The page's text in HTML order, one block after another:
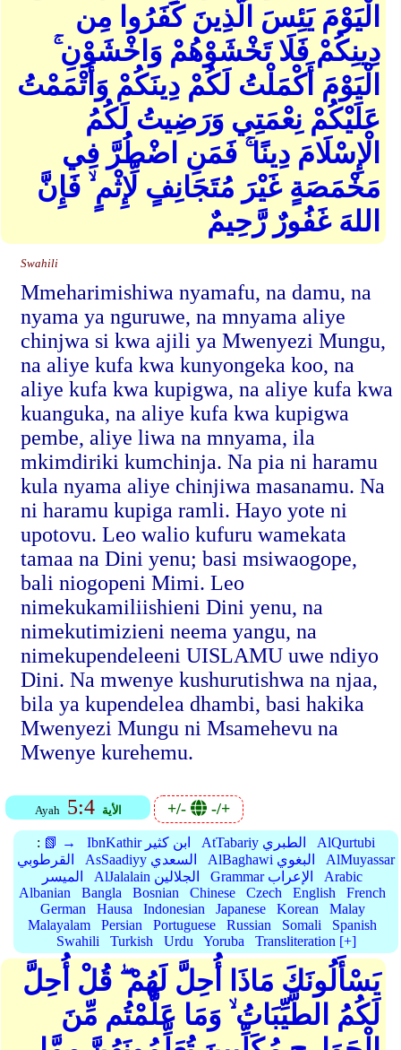
الْيَوْمَ يَئِسَ الَّذِينَ كَفَرُوا مِن
دِينِكُمْ فَلَا تَخْشَوْهُمْ وَاخْشَوْنِ ۚ
الْيَوْمَ أَكْمَلْتُ لَكُمْ دِينَكُمْ وَأَتْمَمْتُ
عَلَيْكُمْ نِعْمَتِي وَرَضِيتُ لَكُمُ
الْإِسْلَامَ دِينًا ۚ فَمَنِ اضْطُرَّ فِي
مَخْمَصَةٍ غَيْرَ مُتَجَانِفٍ لِّإِثْمٍ ۙ فَإِنَّ
اللهَ غَفُورٌ رَّحِيمٌ
Swahili
Mmeharimishiwa nyamafu, na damu, na
nyama ya nguruwe, na mnyama aliye
chinjwa si kwa ajili ya Mwenyezi Mungu,
na aliye kufa kwa kunyongeka koo, na
aliye kufa kwa kupigwa, na aliye kufa kwa
kuanguka, na aliye kufa kwa kupigwa
pembe, aliye liwa na mnyama, ila
mkimdiriki kumchinja. Na pia ni haramu
kula nyama aliye chinjiwa masanamu. Na
ni haramu kupiga ramli. Hayo yote ni
upotovu. Leo walio kufuru wamekata
tamaa na Dini yenu; basi msiwaogope,
bali niogopeni Mimi. Leo
nimekukamiliishieni Dini yenu, na
nimekutimizieni neema yangu, na
nimekupendeleeni UISLAMU uwe ndiyo
Dini. Na mwenye kushurutishwa na njaa,
bila ya kupendelea dhambi, basi hakika
Mwenyezi Mungu ni Msamehevu na
Mwenye kurehemu.
Ayah 5:4 الأية +/- -/+
: 📗 → IbnKathir ابن كثير AtTabariy الطبري
AlQurtubi
القرطوبي
AsSaadiyy السعدي AlBaghawi البغوي
AlMuyassar
الميسر
AlJalalain الجلالين Grammar الإعراب
Arabic
Albanian
Bangla Bosnian Chinese Czech English
French
German
Hausa Indonesian Japanese Korean
Malay
Malayalam
Persian Portuguese Russian Somali
Spanish
Swahili
Turkish Urdu Yoruba Transliteration [+]
يَسْأَلُونَكَ مَاذَا أُحِلَّ لَهُمْ ۖ قُلْ أُحِلَّ
لَكُمُ الطَّيِّبَاتُ ۙ وَمَا عَلَّمْتُم مِّنَ